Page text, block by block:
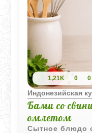
1,21K 0 0
Индонезийская
Бами со
омлетом
Сытное блюдо